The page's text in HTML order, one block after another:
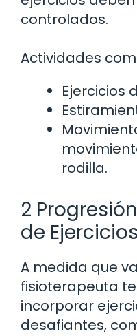
controlados.
Actividades
Ejercicios
rodilla.
2
de Ejercicios
A medida que
fisioterapeuta
incorporar
desafiantes,